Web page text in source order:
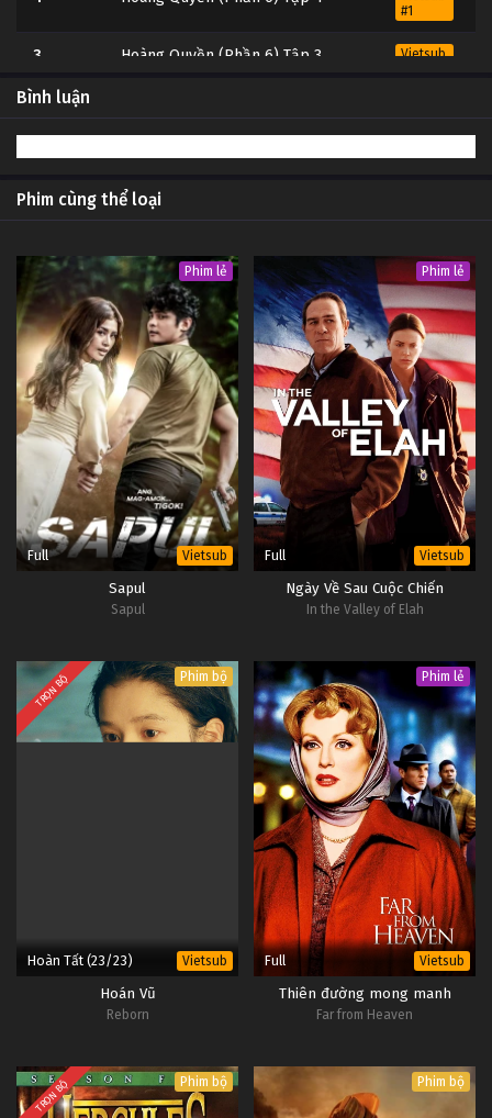
#1
3 Hoàng Quyền (Phần 6) Tập 3
Vietsub
2 Hoàng Quyền (Phần 6) Tập 2
Bình luận
Phim cùng thể loại
Phim lẻ
Full Vietsub
Sapul
Sapul
Phim lẻ
Full Vietsub
Ngày Về Sau Cuộc Chiến
In the Valley of Elah
TRỌN BỘ Phim bộ
Hoàn Tất (23/23) Vietsub
Hoán Vũ
Reborn
Phim lẻ
Full Vietsub
Thiên đường mong manh
Far from Heaven
TRỌN BỘ Phim bộ Phim bộ